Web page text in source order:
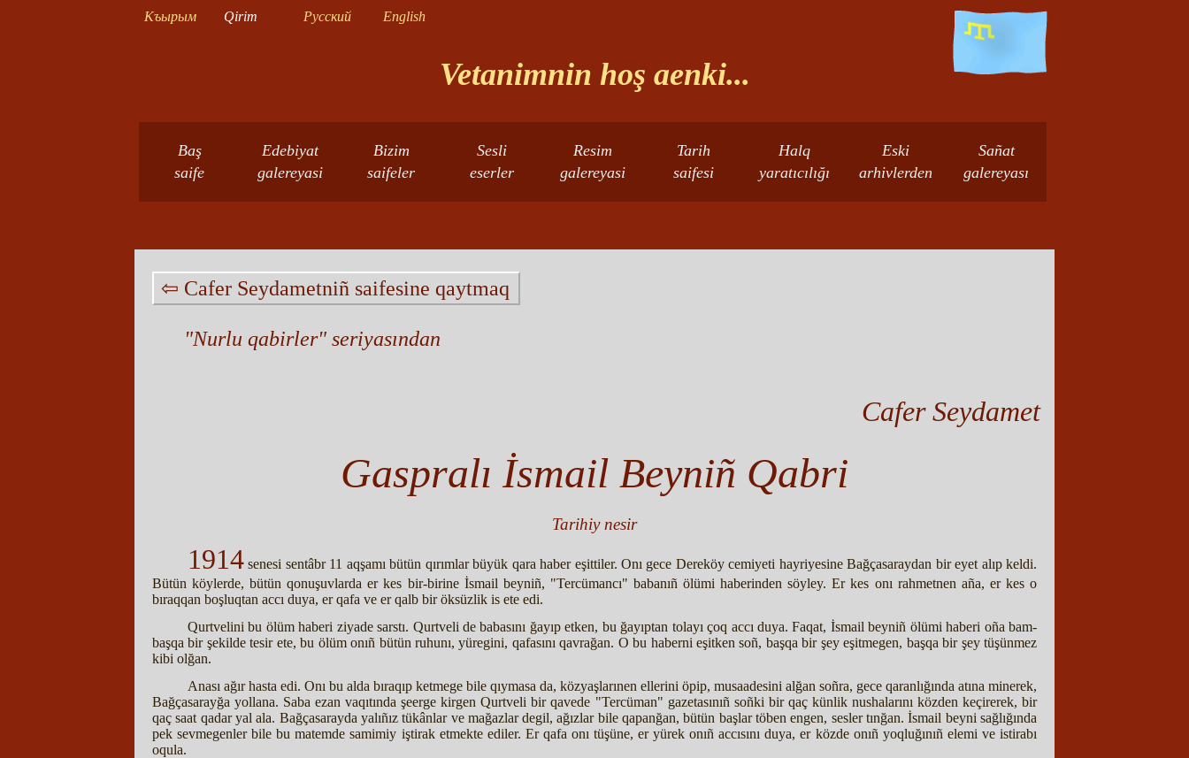
Къырым Qirim Русский English
Vetanimnin hoş aenki...
Baş
saife
Edebiyat
galereyasi
Bizim
saifeler
Sesli
eserler
Resim
galereyasi
Tarih
saifesi
Halq
yaratıcılığı
Eski
arhivlerden
Sañat
galereyası
⇦ Cafer Seydametniñ saifesine qaytmaq
"Nurlu qabirler" seriyasından
Cafer Seydamet
Gaspralı İsmail Beyniñ Qabri
Tarihiy nesir
1914 senesi sentâbr 11 aqşamı bütün qırımlar büyük qara haber eşittiler. Onı gece Dereköy cemiyeti hayriyesine Bağçasaraydan bir eyet alıp keldi.
Bütün köylerde, bütün qonuşuvlarda er kes bir-birine İsmail beyniñ, "Tercümancı" babanıñ ölümi haberinden söyley. Er kes onı rahmetnen aña, er kes o
bıraqqan boşluqtan accı duya, er qafa ve er qalb bir öksüzlik is ete edi.
Qurtvelini bu ölüm haberi ziyade sarstı. Qurtveli de babasını ğayıp etken, bu ğayıptan tolayı çoq accı duya. Faqat, İsmail beyniñ ölümi haberi oña bam-
başqa bir şekilde tesir ete, bu ölüm onıñ bütün ruhunı, yüregini, qafasını qavrağan. O bu haberni eşitken soñ, başqa bir şey eşitmegen, başqa bir şey tüşünmez
kibi olğan.
Anası ağır hasta edi. Onı bu alda bıraqıp ketmege bile qıymasa da, közyaşlarınen ellerini öpip, musaadesini alğan soñra, gece qaranlığında atına minerek,
Bağçasarayğa yollana. Saba ezan vaqıtında şeerge kirgen Qurtveli bir qavede "Tercüman" gazetasınıñ soñki bir qaç künlik nushalarını közden keçirerek, bir
qaç saat qadar yal ala. Bağçasarayda yalıñız tükânlar ve mağazlar degil, ağızlar bile qapanğan, bütün başlar töben engen, sesler tınğan. İsmail beyni sağlığında
pek sevmegenler bile bu matemde samimiy iştirak etmekte ediler. Er qafa onı tüşüne, er yürek onıñ accısını duya, er közde onıñ yoqluğınıñ elemi ve istirabı
oqula.